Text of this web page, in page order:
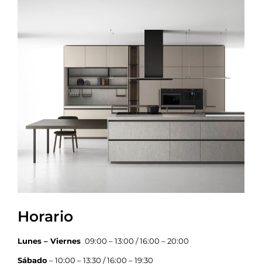
Horario
Lunes – Viernes 09:00 – 13:00 / 16:00 – 20:00
Sábado – 10:00 – 13:30 / 16:00 – 19:30